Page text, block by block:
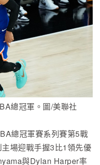
總冠軍。圖/美聯社
總冠軍賽系列賽第5戰
場迎戰手握3比1領先優
與Dylan Harper率